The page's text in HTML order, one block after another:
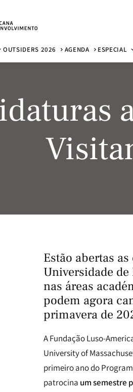
OUTSIDERS 2026 AGENDA ESPECIAL
Estão abertas
Universidade
nas áreas
podem agora
primavera de
A Fundação Luso-
University of
primeiro ano do
patrocina um semestre